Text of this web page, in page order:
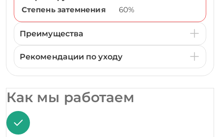
Степень затемнения
60%
Преимущества
Рекомендации по уходу
Как мы работаем